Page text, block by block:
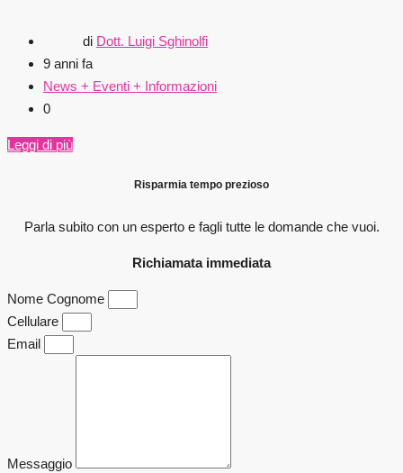
di Dott. Luigi Sghinolfi
9 anni fa
News + Eventi + Informazioni
0
Leggi di più
Risparmia tempo prezioso
Parla subito con un esperto e faglitutte le domande che vuoi.
Richiamata immediata
Nome Cognome
Cellulare
Email
Messaggio